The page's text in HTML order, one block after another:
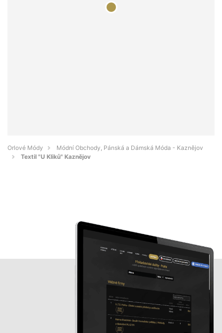
Orlové Módy
Módní Obchody, Pánská a Dámská Móda - Kaznějov
Textil "U Kliků" Kaznějov